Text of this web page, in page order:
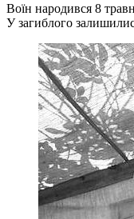
Воїн народився 8
У загиблого